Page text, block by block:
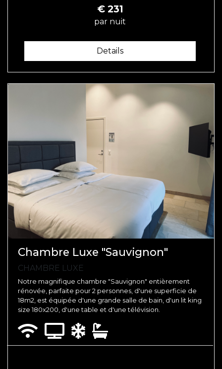
€ 231
par nuit
Details
Chambre Luxe "Sauvignon"
CHAMBRE LUXE
Notre magnifique chambre "Sauvignon" entièrement
rénovée, parfaite pour 2 personnes, d'une superficie de
18m2, est équipée d'une grande salle de bain, d'un lit king
size 180x200, d'une table et d'une télévision.